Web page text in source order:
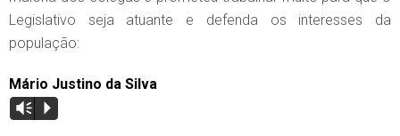
Legislativo seja atuante e defenda os interesses da
população:
Mário Justino da Silva
Vm P